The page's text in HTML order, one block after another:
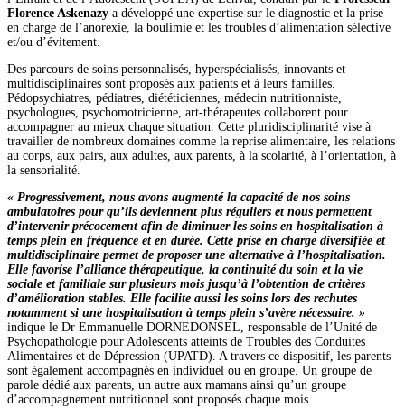
Florence Askenazy a développé une expertise sur le diagnostic et la prise
en charge de l’anorexie, la boulimie et les troubles d’alimentation sélective
et/ou d’évitement.
Des parcours de soins personnalisés, hyperspécialisés, innovants et
multidisciplinaires sont proposés aux patients et à leurs familles.
Pédopsychiatres, pédiatres, diététiciennes, médecin nutritionniste,
psychologues, psychomotricienne, art-thérapeutes collaborent pour
accompagner au mieux chaque situation. Cette pluridisciplinarité vise à
travailler de nombreux domaines comme la reprise alimentaire, les relations
au corps, aux pairs, aux adultes, aux parents, à la scolarité, à l’orientation, à
la sensorialité.
« Progressivement, nous avons augmenté la capacité de nos soins
ambulatoires pour qu’ils deviennent plus réguliers et nous permettent
d’intervenir précocement afin de diminuer les soins en hospitalisation à
temps plein en fréquence et en durée. Cette prise en charge diversifiée et
multidisciplinaire permet de proposer une alternative à l’hospitalisation.
Elle favorise l’alliance thérapeutique, la continuité du soin et la vie
sociale et familiale sur plusieurs mois jusqu’à l’obtention de critères
d’amélioration stables. Elle facilite aussi les soins lors des rechutes
notamment si une hospitalisation à temps plein s’avère nécessaire. »
indique le Dr Emmanuelle DORNEDONSEL, responsable de l’Unité de
Psychopathologie pour Adolescents atteints de Troubles des Conduites
Alimentaires et de Dépression (UPATD). A travers ce dispositif, les parents
sont également accompagnés en individuel ou en groupe. Un groupe de
parole dédié aux parents, un autre aux mamans ainsi qu’un groupe
d’accompagnement nutritionnel sont proposés chaque mois.